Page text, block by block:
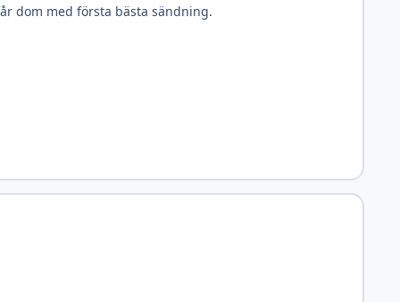
dom med första bästa sändning.